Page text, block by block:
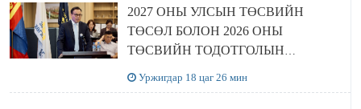
2027 ОНЫ УЛСЫН ТӨСВИЙН
ТӨСӨЛ БОЛОН 2026 ОНЫ
ТӨСВИЙН ТОДОТГОЛЫН
Уржигдар 18 цаг 26 мин